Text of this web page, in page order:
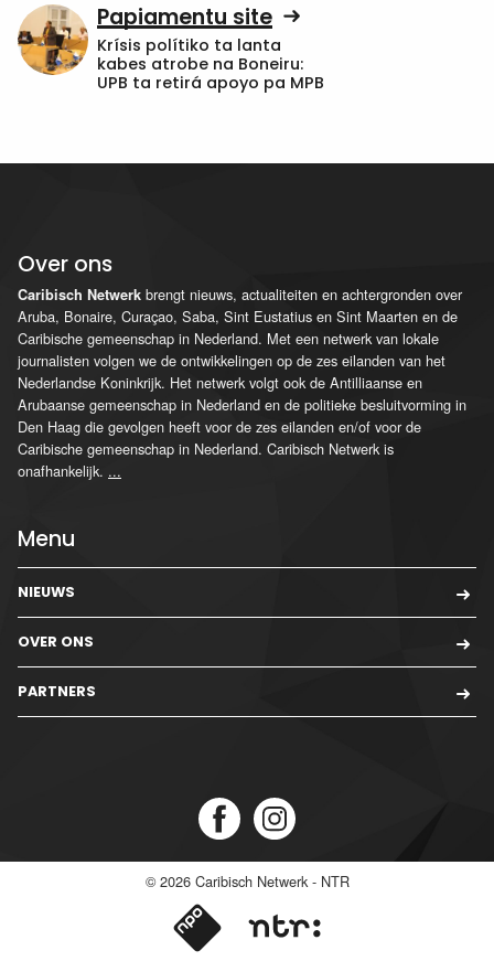
Papiamentu site
Krísis polítiko ta lanta
kabes atrobe na Boneiru:
UPB ta retirá apoyo pa MPB
Over ons
Caribisch Netwerk brengt nieuws, actualiteiten en achtergronden over
Aruba, Bonaire, Curaçao, Saba, Sint Eustatius en Sint Maarten en de
Caribische gemeenschap in Nederland. Met een netwerk van lokale
journalisten volgen we de ontwikkelingen op de zes eilanden van het
Nederlandse Koninkrijk. Het netwerk volgt ook de Antilliaanse en
Arubaanse gemeenschap in Nederland en de politieke besluitvorming in
Den Haag die gevolgen heeft voor de zes eilanden en/of voor de
Caribische gemeenschap in Nederland. Caribisch Netwerk is
onafhankelijk. ...
Menu
NIEUWS
OVER ONS
PARTNERS
© 2026 Caribisch Netwerk - NTR